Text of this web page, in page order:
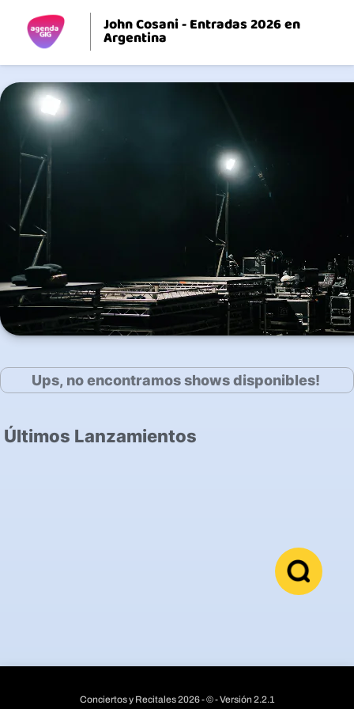
John Cosani - Entradas 2026 en
Argentina
Ups, no encontramos shows disponibles!
Últimos Lanzamientos
Conciertos y Recitales 2026 - © - Versión 2.2.1